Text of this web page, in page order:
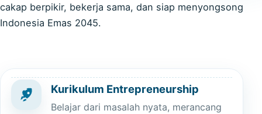
cakap berpikir, bekerja sama, dan siap menyongsong
Indonesia Emas 2045.
Kurikulum Entrepreneurship
Belajar dari masalah nyata, merancang